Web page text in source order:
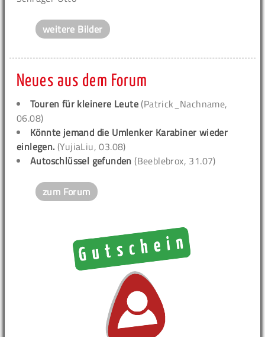
weitere Bilder
Neues aus dem Forum
Touren für kleinere Leute (Patrick_Nachname,
06.08)
Könnte jemand die Umlenker Karabiner wieder
einlegen. (YujiaLiu, 03.08)
Autoschlüssel gefunden (Beeblebrox, 31.07)
zum Forum